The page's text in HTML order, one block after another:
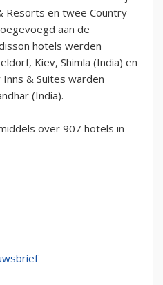
Resorts en twee Country
aan de
hotels werden
Kiev, Shimla (India) en
& Suites warden
(India).
over 907 hotels in